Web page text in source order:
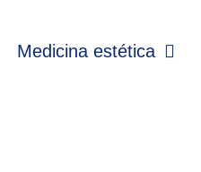
Medicina estética